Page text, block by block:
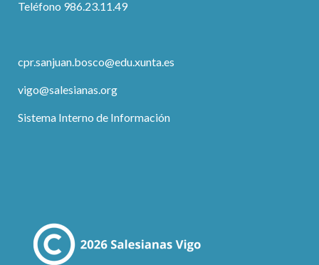
Teléfono 986.23.11.49
cpr.sanjuan.bosco@edu.xunta.es
vigo@salesianas.org
Sistema Interno de Información